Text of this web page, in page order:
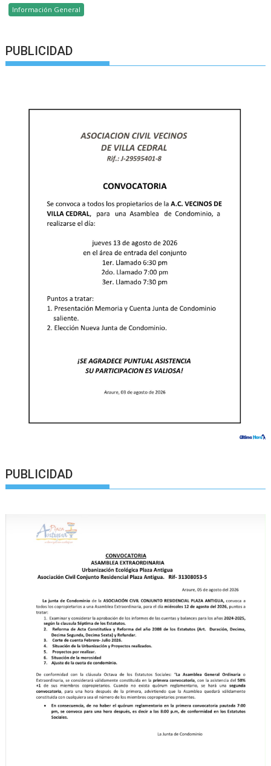
Información General
PUBLICIDAD
PUBLICIDAD